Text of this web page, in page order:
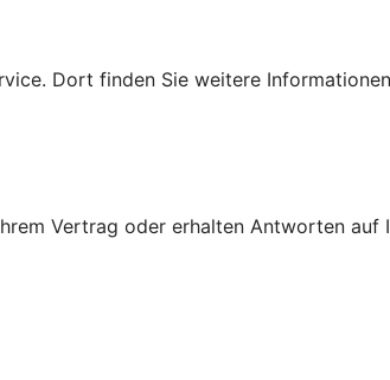
Dort finden Sie weitere
Vertrag oder erhalten Antworten